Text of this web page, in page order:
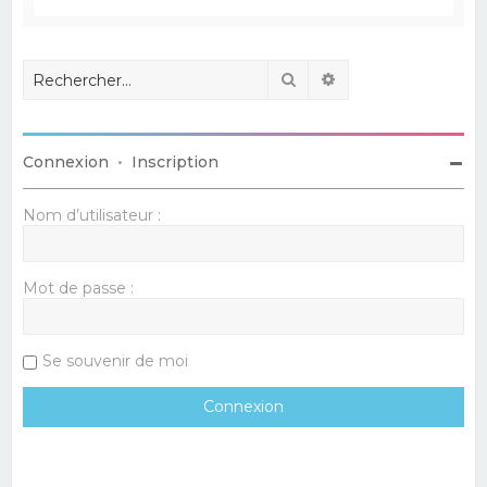
Rechercher
Connexion • Inscription
Nom d’utilisateur :
Mot de passe :
Se souvenir de moi